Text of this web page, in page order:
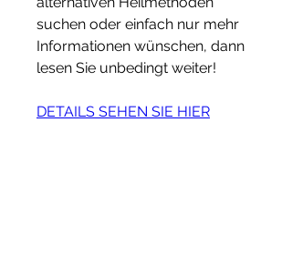
suchen oder einfach nur mehr
Informationen wünschen, dann
lesen Sie unbedingt weiter!
DETAILS SEHEN SIE HIER